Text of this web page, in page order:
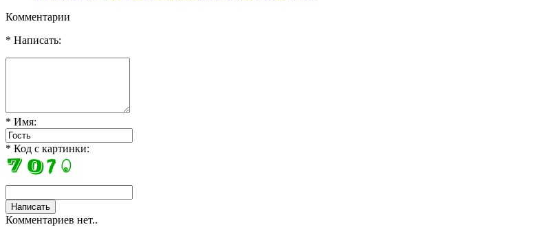
Комментарии
* Написать:
* Имя:
* Код с картинки:
Комментариев нет..